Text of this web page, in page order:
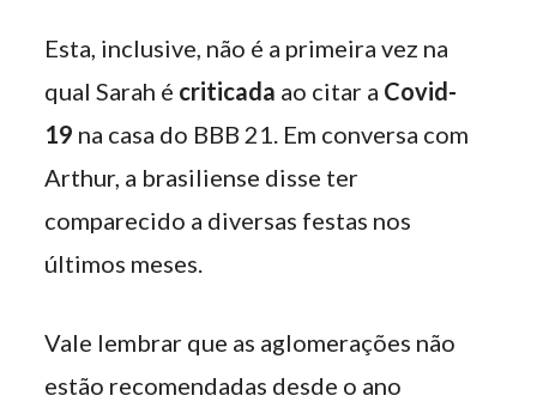
Esta, inclusive, não é a primeira vez na
qual Sarah é criticada ao citar a Covid-
19 na casa do BBB 21. Em conversa com
Arthur, a brasiliense disse ter
comparecido a diversas festas nos
últimos meses.
Vale lembrar que as aglomerações não
estão recomendadas desde o ano